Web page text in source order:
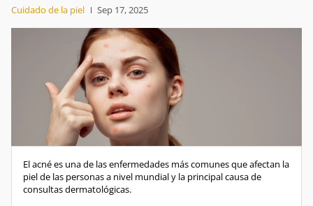
Cuidado de la piel Sep 17, 2025
El acné es una de las enfermedades más comunes que afectan la
piel de las personas a nivel mundial y la principal causa de
consultas dermatológicas.